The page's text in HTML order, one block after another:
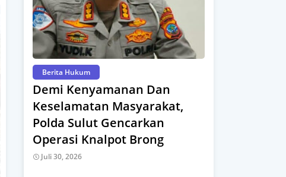
Berita Hukum
Demi Kenyamanan Dan
Keselamatan Masyarakat,
Polda Sulut Gencarkan
Operasi Knalpot Brong
Juli 30, 2026